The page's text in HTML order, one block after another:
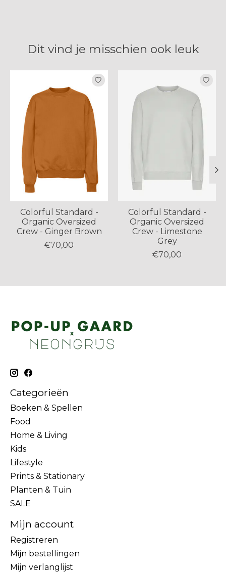
Dit vind je misschien ook leuk
Items van productcarrousel
Colorful Standard -
Organic Oversized
Crew - Ginger Brown
€70,00
Colorful Standard -
Organic Oversized
Crew - Limestone
Grey
€70,00
Categorieën
Boeken & Spellen
Food
Home & Living
Kids
Lifestyle
Prints & Stationary
Planten & Tuin
SALE
Mijn account
Registreren
Mijn bestellingen
Mijn verlanglijst